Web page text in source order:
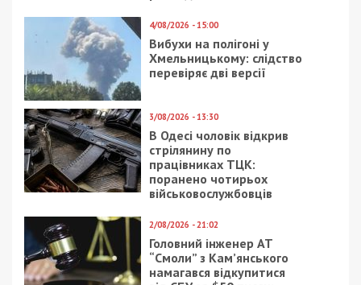
13/04/2017 - 18:08
Тест на демократию
не пройден: депутаты
отставку Мишалова и
Хмельникова,
несмотря на
коррупционные
скандалы
8/01/2020 - 10:15
Владимир Зеленский
выразил
соболезнования
авиакатастрофе в
Тегеране